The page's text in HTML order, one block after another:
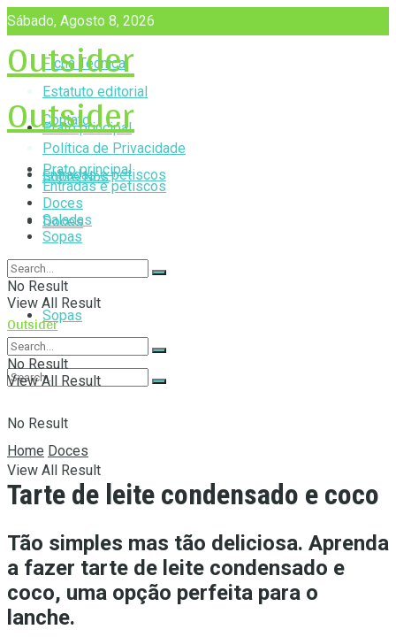
Sábado, Agosto 8, 2026
Ficha Técnica
Estatuto editorial
Contato
Política de Privacidade
Sobre Nós
Outsider
Prato principal
Entradas e petiscos
Doces
Saladas
Sopas
No Result
View All Result
Outsider
Prato principal
Entradas e petiscos
Doces
Saladas
Sopas
No Result
View All Result
Outsider
No Result
View All Result
Home Doces
Tarte de leite condensado e coco
Tão simples mas tão deliciosa. Aprenda
a fazer tarte de leite condensado e
coco, uma opção perfeita para o
lanche.